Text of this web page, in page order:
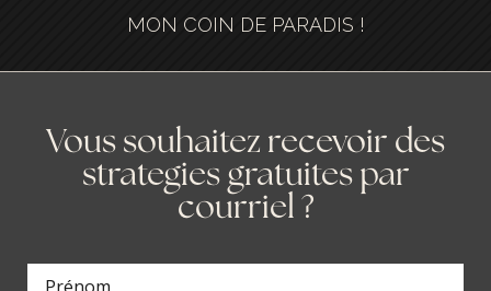
MON COIN DE PARADIS !
Vous souhaitez recevoir des
strategies gratuites par
courriel ?